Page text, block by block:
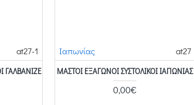
at27-1
ΓΑΛΒΑΝΙΖΈ
Ιαπωνίας at27
ΜΑΣΤΟΊ ΕΞΆΓΩΝΟΙ ΣΥΣΤΟΛΙΚΟΊ ΙΑΠΩΝΊΑΣ
0,00€